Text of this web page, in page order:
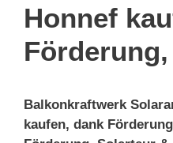
Honnef
Balkonkraftwerk
kaufen, dank